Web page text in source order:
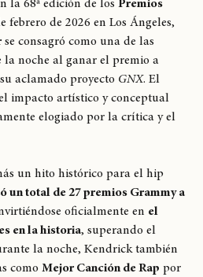
en los Grammy 2026 con un
la 68ª edición de los Premios
febrero de 2026 en Los Ángeles,
se consagró como una de las
la noche al ganar el premio a
aclamado proyecto GNX. El
impacto artístico y conceptual
elogiado por la crítica y el
un hito histórico para el hip
un total de 27 premios Grammy a
oficialmente en el
en la historia , superando el
la noche, Kendrick también